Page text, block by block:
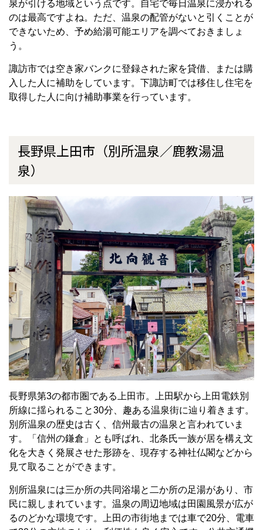
泉が引ける地域という点です。自宅で毎日温泉に浸かれる
のは最高ですよね。ただ、温泉の配管がないと引くことが
できないため、予め給湯可能エリアを調べておきましょ
う。
諏訪市では空き家バンクに登録された家を貸借、または購
入した人に補助をしています。下諏訪町では移住し住宅を
取得した人に向け補助事業を行っています。
長野県上田市（別所温泉／鹿教湯温
泉）
長野県第3の都市圏である上田市。上田駅から上田電鉄別
所線に揺られること30分、趣ある温泉街に辿り着きます。
別所温泉の歴史は古く、信州最古の温泉と言われていま
す。「信州の鎌倉」とも呼ばれ、北条氏一族が居を構え文
化を大きく発展させた形跡を、現存する神社仏閣などから
見て取ることができます。
別所温泉には三か所の共同浴場と二か所の足湯があり、市
民に親しまれています。温泉の周辺地域は田園風景が広が
るのどかな環境です。上田の市街地までは車で20分、電車